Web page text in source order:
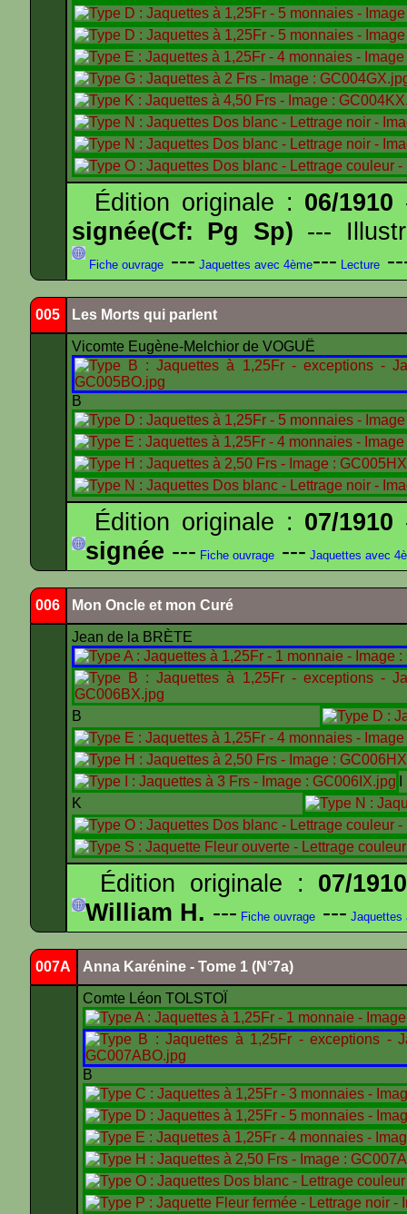
Édition originale : 06/1910
signée(Cf: Pg Sp) ---
Fiche ouvrage --- Jaquettes avec 4ème--- Lecture
005 Les Morts qui parlent
Vicomte Eugène-Melchior de VOGUË
B
Édition originale : 07/1910
signée --- Fiche ouvrage --- Jaquettes avec
006 Mon Oncle et mon Curé
Jean de la BRÈTE
B
K
Édition originale : 07/1910
William H. --- Fiche ouvrage --- Jaquettes
007A Anna Karénine - Tome 1 (N°7a)
Comte Léon TOLSTOÏ
B